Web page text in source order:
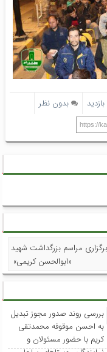
بدون نظر
https://
مراسم بزرگداشت شهید
«ابوالحسن کریمی»
بررسی روند صدور مجوز تبدیل
به احسن موقوفه محمدتقی
کریم با حضور مسئولان و